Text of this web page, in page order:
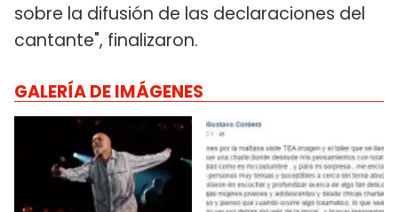
sobre la difusión de las declaraciones del
cantante", finalizaron.
GALERÍA DE IMÁGENES